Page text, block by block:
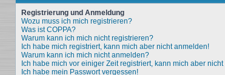
Registrierung und Anmeldung
Wozu muss ich mich registrieren?
Was ist COPPA?
Warum kann ich mich nicht registrieren?
Ich habe mich registriert, kann mich aber nicht anmelden!
Warum kann ich mich nicht anmelden?
Ich habe mich vor einiger Zeit registriert, kann mich aber
Ich habe mein Passwort vergessen!